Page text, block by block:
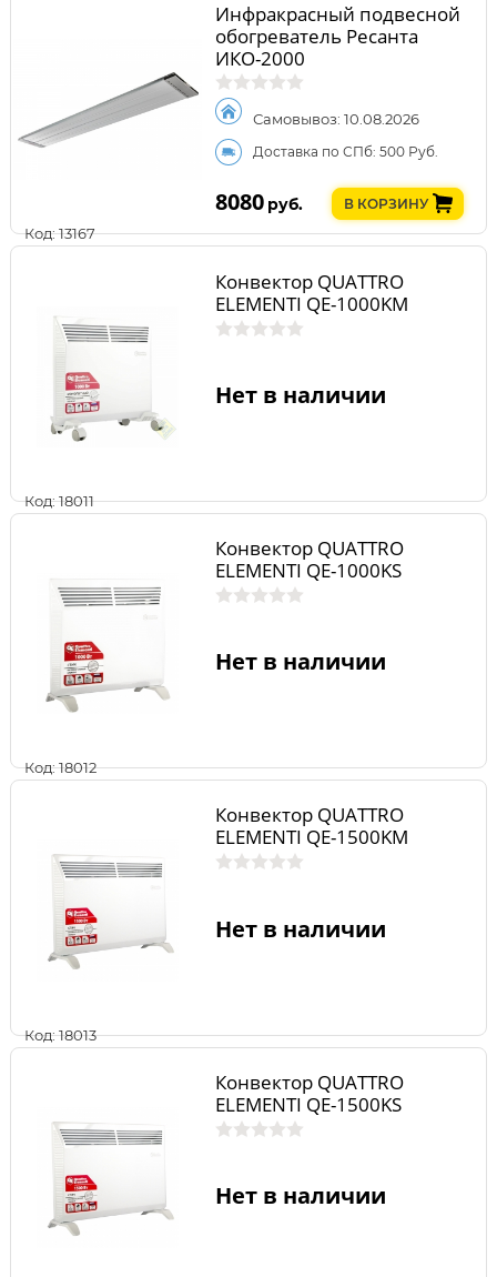
Код: 13167
Инфракрасный подвесной
обогреватель Ресанта
ИКО-2000
Самовывоз: 10.08.2026
Доставка по СПб: 500 Руб.
8080 руб. В КОРЗИНУ
Код: 18011
Конвектор QUATTRO
ELEMENTI QE-1000KM
Нет в наличии
Код: 18012
Конвектор QUATTRO
ELEMENTI QE-1000KS
Нет в наличии
Код: 18013
Конвектор QUATTRO
ELEMENTI QE-1500KM
Нет в наличии
Конвектор QUATTRO
ELEMENTI QE-1500KS
Нет в наличии